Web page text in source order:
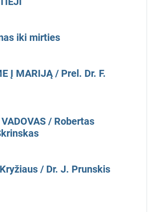
iki mirties
Į MARIJĄ / Prel. Dr. F.
/ Robertas
/ Dr. J. Prunskis